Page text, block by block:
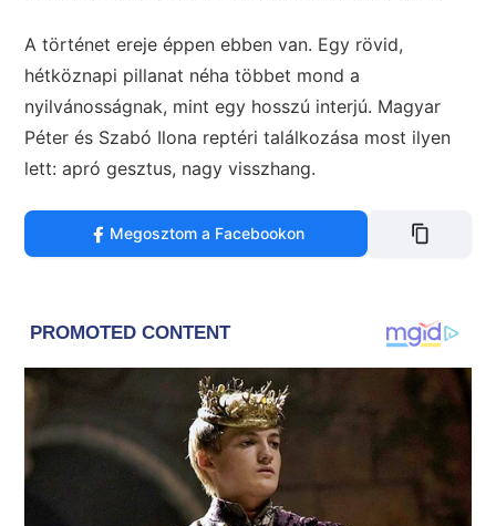
A történet ereje éppen ebben van. Egy rövid,
hétköznapi pillanat néha többet mond a
nyilvánosságnak, mint egy hosszú interjú. Magyar
Péter és Szabó Ilona reptéri találkozása most ilyen
lett: apró gesztus, nagy visszhang.
Megosztom a Facebookon